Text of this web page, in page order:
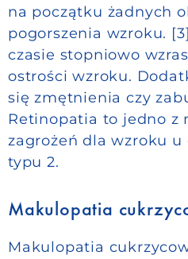
na początku żadnych
pogorszenia wzroku.
czasie stopniowo
ostrości wzroku.
się zmętnienia czy
Retinopatia to jedno z
zagrożeń dla wzroku u
typu 2.
Makulopatia
Makulopatia